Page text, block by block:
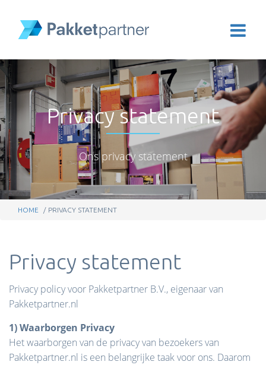
Privacy statement
Ons privacy statement
PRIVACY STATEMENT
HOME
Privacy statement
Privacy policy voor Pakketpartner B.V., eigenaar van
Pakketpartner.nl
1) Waarborgen Privacy
Het waarborgen van de privacy van bezoekers van
Pakketpartner.nl is een belangrijke taak voor ons. Daarom